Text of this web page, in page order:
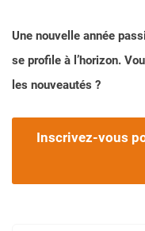
Une nouvelle année
se profile à l’horizon.
les nouveautés ?
Inscrivez-vous